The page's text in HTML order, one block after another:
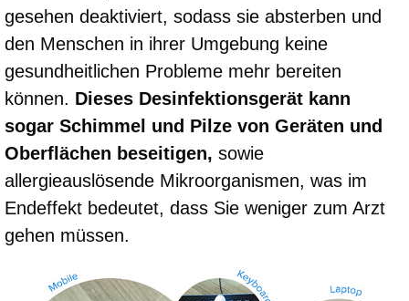
gesehen deaktiviert, sodass sie absterben und
den Menschen in ihrer Umgebung keine
gesundheitlichen Probleme mehr bereiten
können. Dieses Desinfektionsgerät kann
sogar Schimmel und Pilze von Geräten und
Oberflächen beseitigen, sowie
allergieauslösende Mikroorganismen, was im
Endeffekt bedeutet, dass Sie weniger zum Arzt
gehen müssen.